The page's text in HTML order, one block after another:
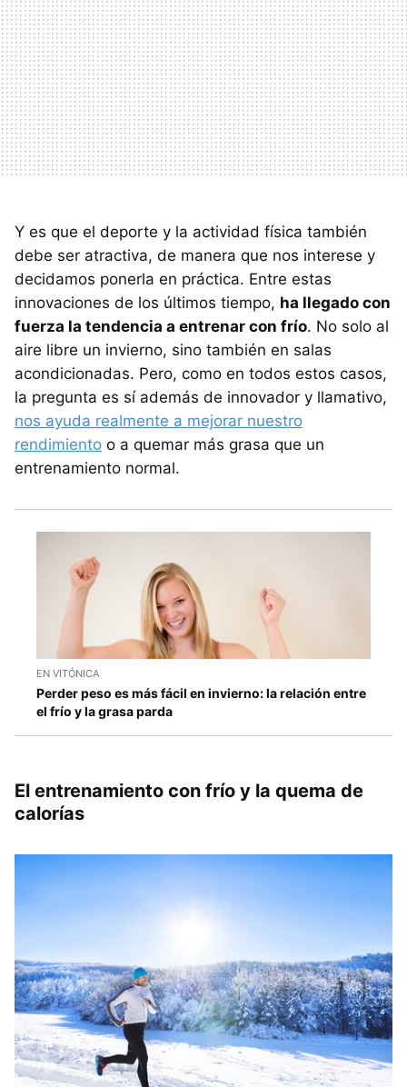
Y es que el deporte y la actividad física también
debe ser atractiva, de manera que nos interese y
decidamos ponerla en práctica. Entre estas
innovaciones de los últimos tiempo, ha llegado con
fuerza la tendencia a entrenar con frío. No solo al
aire libre un invierno, sino también en salas
acondicionadas. Pero, como en todos estos casos,
la pregunta es sí además de innovador y llamativo,
nos ayuda realmente a mejorar nuestro
rendimiento o a quemar más grasa que un
entrenamiento normal.
EN VITÓNICA
Perder peso es más fácil en invierno: la relación entre
el frío y la grasa parda
El entrenamiento con frío y la quema de
calorías